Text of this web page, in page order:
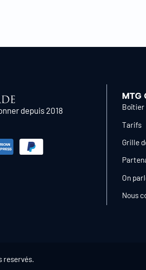
depuis 2018
MTG
Tarifs
Grille
On
Nous
reservés.